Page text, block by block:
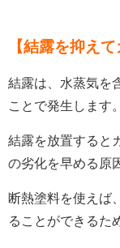
【結露を抑え
結露は、水蒸気を
ことで発生します。
結露を放置すると
の劣化を早める原
断熱塗料を使えば
ることができるた